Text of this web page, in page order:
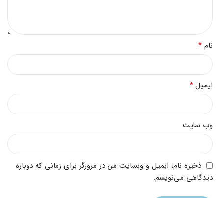
نام *
ایمیل *
وب‌ سایت
ذخیره نام، ایمیل و وبسایت من در مرورگر برای زمانی که دوباره
دیدگاهی می‌نویسم.